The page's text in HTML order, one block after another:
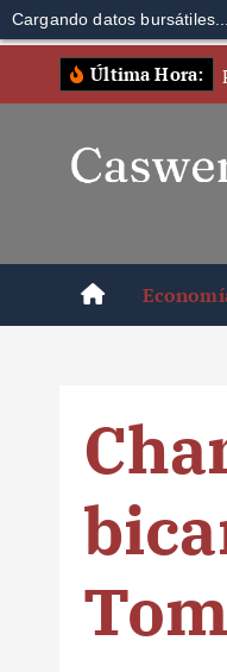
Cargando datos bursátiles...
Última Hora: